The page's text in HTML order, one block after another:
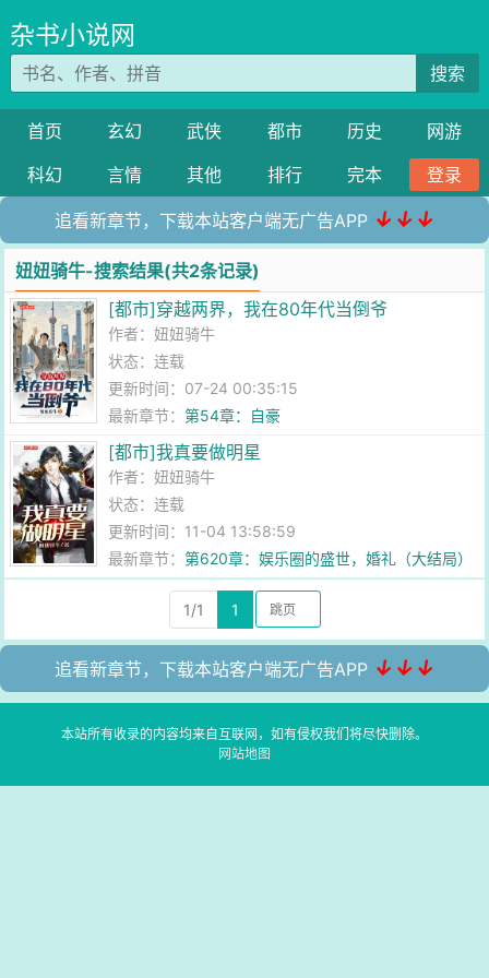
杂书小说网
搜索
首页 玄幻 武侠 都市 历史
网游
科幻
言情 其他 排行 完本 登录
追看新章节，下载本站客户端无广告APP ↓↓↓
妞妞骑牛-搜索结果(共2条记录)
[都市]穿越两界，我在80年代当倒爷
作者：妞妞骑牛
状态：连载
更新时间：07-24 00:35:15
最新章节：第54章：自豪
[都市]我真要做明星
作者：妞妞骑牛
状态：连载
更新时间：11-04 13:58:59
最新章节：第620章：娱乐圈的盛世，婚礼（大结局）
1/1 1
追看新章节，下载本站客户端无广告APP ↓↓↓
本站所有收录的内容均来自互联网，如有侵权我们将尽快删除。
网站地图